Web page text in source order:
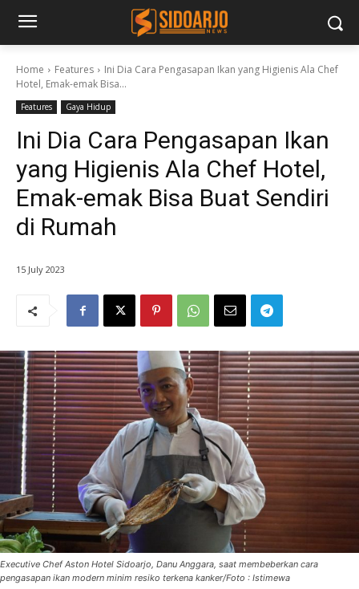
Home Features
Ini Dia Cara Pengasapan Ikan yang Higienis Ala Chef
Hotel, Emak-emak Bisa...
Features Gaya Hidup
Ini Dia Cara Pengasapan Ikan
yang Higienis Ala Chef Hotel,
Emak-emak Bisa Buat Sendiri
di Rumah
15 July 2023
Executive Chef Aston Hotel Sidoarjo, Danu Anggara, saat membeberkan cara
pengasapan ikan modern minim resiko terkena kanker/Foto : Istimewa